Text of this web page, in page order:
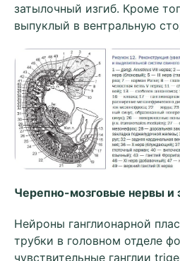
затылочный изгиб. Кроме
выпуклый в вентральную
Черепно-мозговые нервы
Нейроны ганглионарной
трубки в головном отделе
чувствительные ганглии